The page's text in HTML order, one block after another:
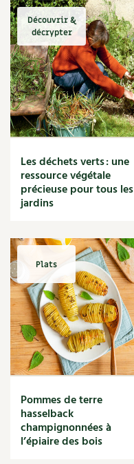
Mare
Marie Chioca
Marmite
Massage
Matériaux
Maux
Méditerranéen
Menace
Mésange
Microflore
Migraine
Mode de culture
Montagne
Moutarde
Multiplication
Muret
Muscade
Musique
Narcisse
Nature
Nettoyage
Nichoir
Noisette
Noix
Découvrir &
décrypter
Les déchets verts : une
ressource végétale
précieuse pour tous les
jardins
Plats
Pommes de terre
hasselback
champignonnées à
l’épiaire des bois